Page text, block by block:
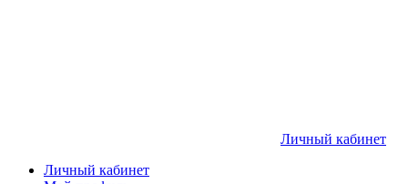
Личный кабинет
Личный кабинет